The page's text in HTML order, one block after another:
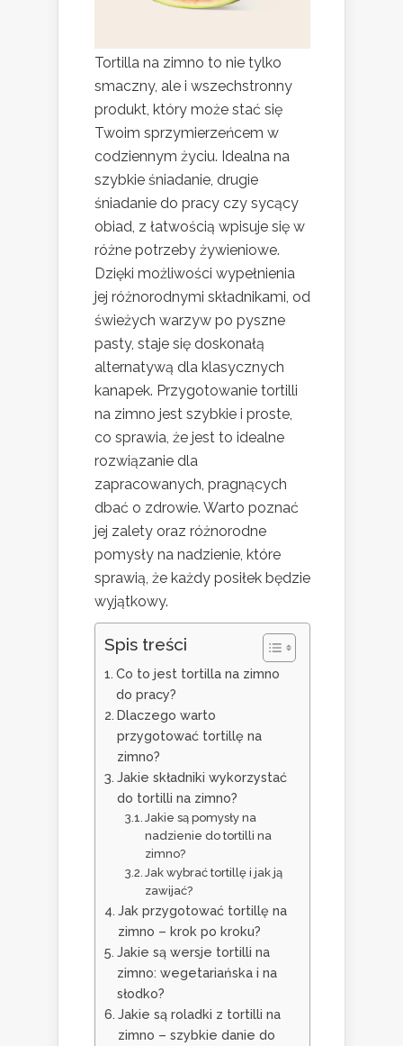
Tortilla na zimno to nie tylko
smaczny, ale i wszechstronny
produkt, który może stać się
Twoim sprzymierzeńcem w
codziennym życiu. Idealna na
szybkie śniadanie, drugie
śniadanie do pracy czy sycący
obiad, z łatwością wpisuje się w
różne potrzeby żywieniowe.
Dzięki możliwości wypełnienia
jej różnorodnymi składnikami, od
świeżych warzyw po pyszne
pasty, staje się doskonałą
alternatywą dla klasycznych
kanapek. Przygotowanie tortilli
na zimno jest szybkie i proste,
co sprawia, że jest to idealne
rozwiązanie dla
zapracowanych, pragnących
dbać o zdrowie. Warto poznać
jej zalety oraz różnorodne
pomysły na nadzienie, które
sprawią, że każdy posiłek będzie
wyjątkowy.
Spis treści
Co to jest tortilla na zimno
do pracy?
Dlaczego warto
przygotować tortillę na
zimno?
Jakie składniki wykorzystać
do tortilli na zimno?
Jakie są pomysły na
nadzienie do tortilli na
zimno?
Jak wybrać tortillę i jak ją
zawijać?
Jak przygotować tortillę na
zimno – krok po kroku?
Jakie są wersje tortilli na
zimno: wegetariańska i na
słodko?
Jakie są roladki z tortilli na
zimno – szybkie danie do